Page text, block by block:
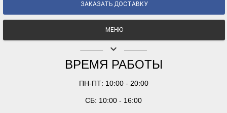
ЗАКАЗАТЬ ДОСТАВКУ
МЕНЮ
keyboard_arrow_down
ВРЕМЯ РАБОТЫ
ПН-ПТ: 10:00 - 20:00
СБ: 10:00 - 16:00